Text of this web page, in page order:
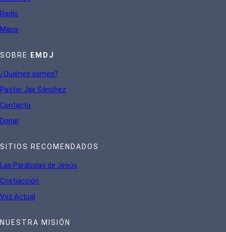
Radio
Mapa
SOBRE EMDJ
¿Quiénes somos?
Pastor Jair Sánchez
Contacto
Donar
SITIOS RECOMENDADOS
Las Parábolas de Jesús
Cristiacción
Voz Actual
NUESTRA MISIÓN